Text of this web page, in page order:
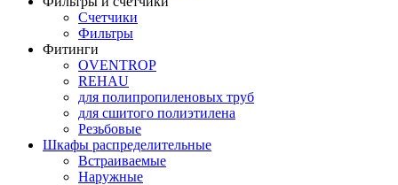
Счетчики
Фильтры
Фитинги
OVENTROP
REHAU
для полипропиленовых труб
для сшитого полиэтилена
Резьбовые
Шкафы распределительные
Встраиваемые
Наружные